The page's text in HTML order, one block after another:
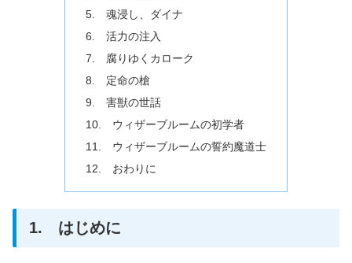
5. 魂浸し、ダイナ
6. 活力の注入
7. 腐りゆくカローク
8. 定命の槍
9. 害獣の世話
10. ウィザーブルームの初学者
11. ウィザーブルームの誓約魔道士
12. おわりに
1. はじめに